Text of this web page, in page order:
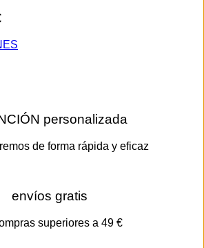
personalizada
de forma rápida y eficaz
envíos gratis
superiores a 49 €